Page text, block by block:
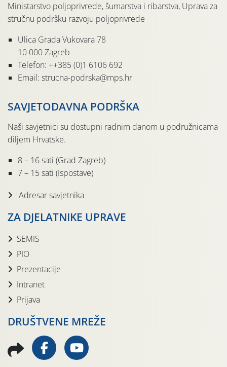
Ministarstvo poljoprivrede, šumarstva i ribarstva, Uprava za
stručnu podršku razvoju poljoprivrede
Ulica Grada Vukovara 78
10 000 Zagreb
Telefon: ++385 (0)1 6106 692
Email: strucna-podrska@mps.hr
SAVJETODAVNA PODRŠKA
Naši savjetnici su dostupni radnim danom u podružnicama
diljem Hrvatske.
8 – 16 sati (Grad Zagreb)
7 – 15 sati (Ispostave)
Adresar savjetnika
ZA DJELATNIKE UPRAVE
SEMIS
PIO
Prezentacije
Intranet
Prijava
DRUŠTVENE MREŽE